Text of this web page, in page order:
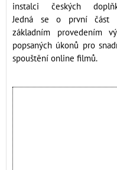
instalci českých
Jedná se o první část
základním provedením
popsaných úkonů pro
spouštění online filmů.